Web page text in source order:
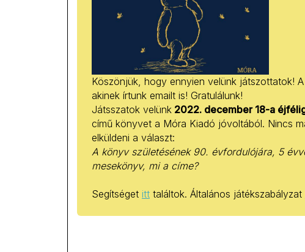
Köszönjük, hogy ennyien velünk játszottatok!
akinek írtunk emailt is! Gratulálunk!
Játsszatok velünk 2022. december 18-a
című könyvet a Móra Kiadó jóvoltából. Nincs
elküldeni a választ:
A könyv születésének 90. évfordulójára, 5
mesekönyv, mi a címe?
Segítséget itt találtok. Általános játékszabályzat